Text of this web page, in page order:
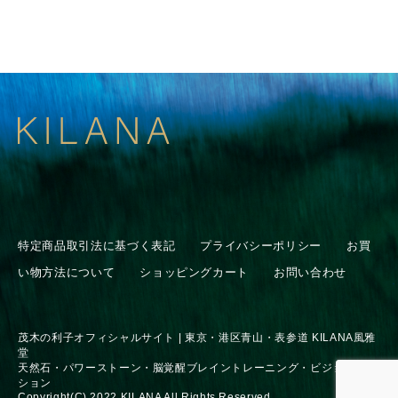
特定商品取引法に基づく表記 プライバシーポリシー
お買
い物方法について
ショッピングカート お問い合わせ
茂木の利子オフィシャルサイト | 東京・港区青山・表参道 KILANA風雅
堂
天然石・パワーストーン・脳覚醒ブレイントレーニング・ビジョンセッ
ション